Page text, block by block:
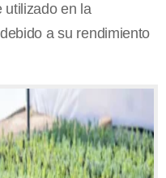
utilizado en la
a su rendimiento